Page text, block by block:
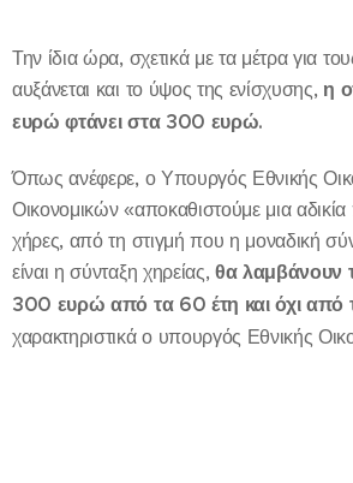
Την ίδια ώρα, σχετικά με τα μέτρα για
αυξάνεται και το ύψος της ενίσχυσης, η
ευρώ φτάνει στα 300 ευρώ.
Όπως ανέφερε, ο Υπουργός Εθνικής
Οικονομικών «αποκαθιστούμε μια
χήρες, από τη στιγμή που η μοναδική
είναι η σύνταξη χηρείας, θα λαμβάνουν
300 ευρώ από τα 60 έτη και όχι από
χαρακτηριστικά ο υπουργός Εθνικής